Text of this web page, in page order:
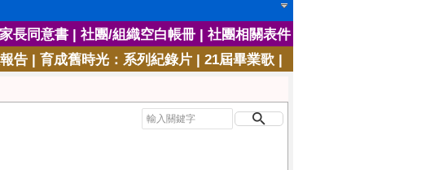
長同意書| 社團/組織空白帳冊| 社團相關表件|
告 | 育成舊時光：系列紀錄片 | 21屆畢業歌 |